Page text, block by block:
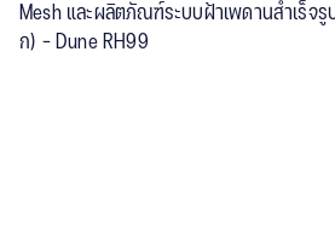
Mesh และผลิตภัณฑ์ระบบฝ้าเพดานสำเร็จ
ก) - Dune RH99